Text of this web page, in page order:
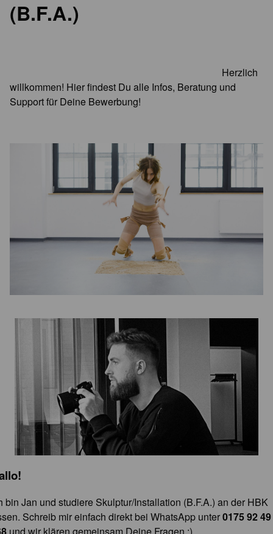
(B.F.A.)
Herzlich
willkommen! Hier findest Du alle Infos, Beratung und
Support für Deine Bewerbung!
bin Jan und studiere Skulptur/Installation (B.F.A.) an der HBK
Schreib mir einfach direkt bei WhatsApp unter0175 92 49